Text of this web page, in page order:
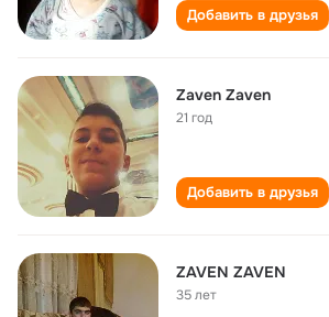
Добавить в друзья
Zaven Zaven
21 год
Добавить в друзья
ZAVEN ZAVEN
35 лет